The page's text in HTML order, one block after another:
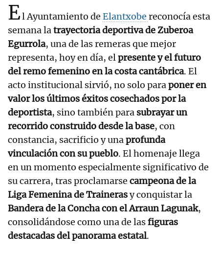
El Ayuntamiento de Elantxobe reconocía esta
semana latrayectoria deportiva de Zuberoa
Egurrola, una de las remeras que mejor
representa, hoy en día, elpresente y el futuro
del remo femenino en la costa cantábrica. El
acto institucional sirvió, no solo paraponer en
valor los últimos éxitos cosechados por la
deportista, sino también para subrayar un
recorrido construido desde la base, con
constancia, sacrificio y unaprofunda
vinculación con su pueblo. El homenaje llega
en un momento especialmente significativo de
su carrera, tras proclamarse campeona de la
Liga Femenina de Trainerasy conquistar la
Bandera de la Concha con el Arraun Lagunak,
consolidándose como una de lasfiguras
destacadas del panorama estatal.